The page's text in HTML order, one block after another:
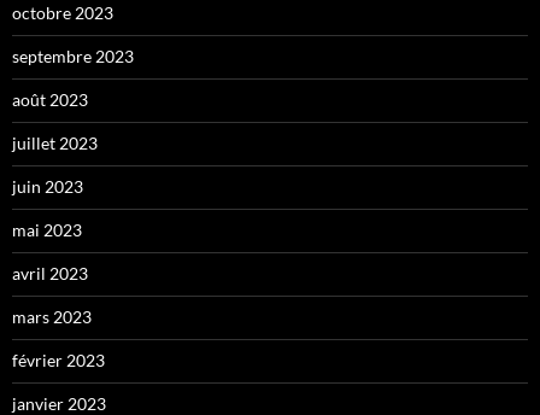
octobre 2023
septembre 2023
août 2023
juillet 2023
juin 2023
mai 2023
avril 2023
mars 2023
février 2023
janvier 2023